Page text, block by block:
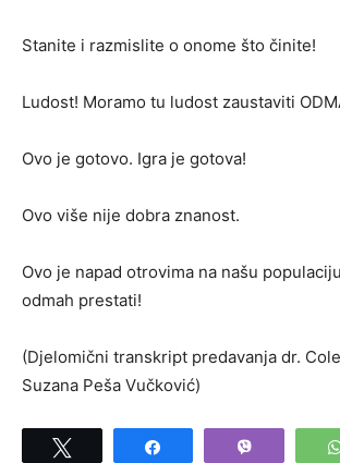
Stanite i razmislite o onome što činite!
Ludost! Moramo tu ludost zaustaviti
Ovo je gotovo. Igra je gotova!
Ovo više nije dobra znanost.
Ovo je napad otrovima na našu
odmah prestati!
(Djelomični transkript predavanja dr.
Suzana Peša Vučković)